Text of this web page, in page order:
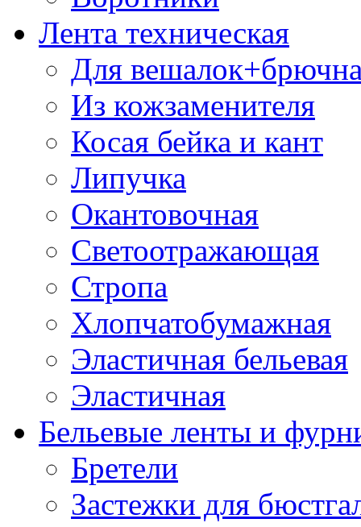
Лента техническая
Для
Из кожзаменителя
Косая бейка и кант
Липучка
Окантовочная
Светоотражающая
Стропа
Хлопчатобумажная
Эластичная бельевая
Эластичная
Бельевые ленты и
Бретели
Застежки для